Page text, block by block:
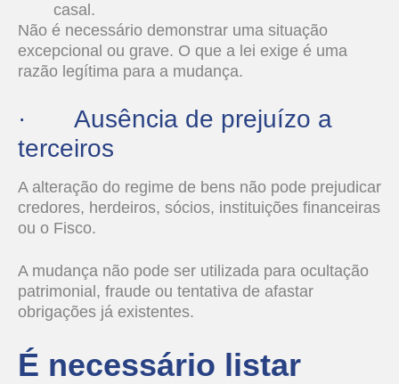
casal.
Não é necessário demonstrar uma situação
excepcional ou grave. O que a lei exige é uma
razão legítima para a mudança.
· Ausência de prejuízo a
terceiros
A alteração do regime de bens não pode prejudicar
credores, herdeiros, sócios, instituições financeiras
ou o Fisco.
A mudança não pode ser utilizada para ocultação
patrimonial, fraude ou tentativa de afastar
obrigações já existentes.
É necessário listar